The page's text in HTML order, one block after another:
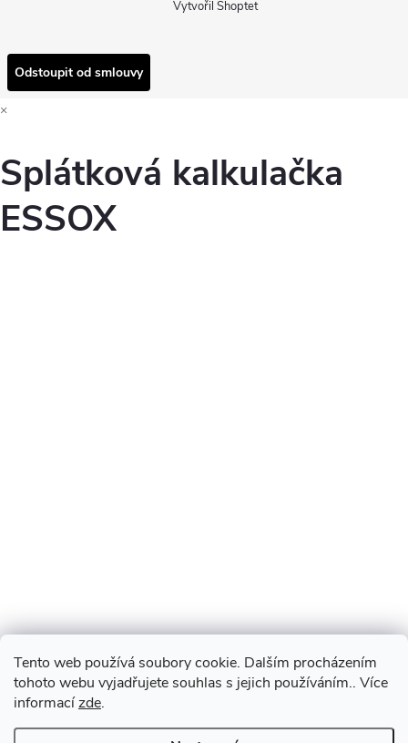
Tento web používá soubory cookie. Dalším procházením
tohoto webu vyjadřujete souhlas s jejich používáním.. Více
informacízde.
Vytvořil Shoptet
Odstoupit od smlouvy
×
Splátková kalkulačka
ESSOX